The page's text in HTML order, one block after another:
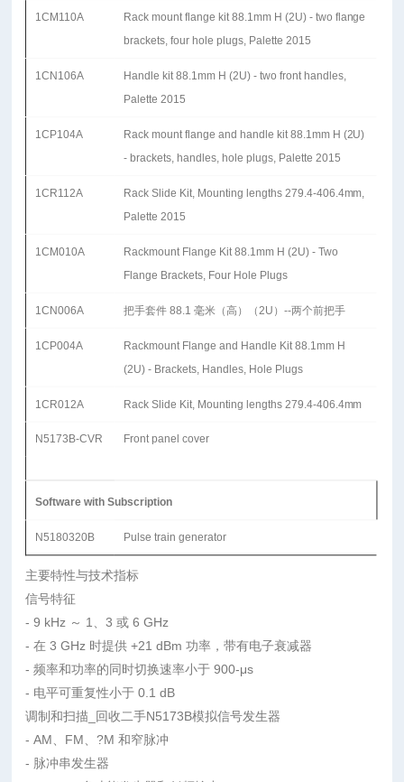
1CM110A Rack mount flange kit 88.1mm H (2U) - two flange
brackets, four hole plugs, Palette 2015
1CN106A Handle kit 88.1mm H (2U) - two front handles,
Palette 2015
1CP104A Rack mount flange and handle kit 88.1mm H (2U)
- brackets, handles, hole plugs, Palette 2015
1CR112A
Rack Slide Kit, Mounting lengths 279.4-406.4mm,
Palette 2015
1CM010A Rackmount Flange Kit 88.1mm H (2U) - Two
Flange Brackets, Four Hole Plugs
1CN006A 把手套件 88.1 毫米（高）（2U）--两个前把手
1CP004A Rackmount Flange and Handle Kit 88.1mm H
(2U) - Brackets, Handles, Hole Plugs
1CR012A Rack Slide Kit, Mounting lengths 279.4-406.4mm
N5173B-CVR Front panel cover
Software with Subscription
N5180320B Pulse train generator
主要特性与技术指标
信号特征
- 9 kHz ～ 1、3 或 6 GHz
- 在 3 GHz 时提供 +21 dBm 功率，带有电子衰减器
- 频率和功率的同时切换速率小于 900-μs
- 电平可重复性小于 0.1 dB
调制和扫描_回收二手N5173B模拟信号发生器
- AM、FM、?M 和窄脉冲
- 脉冲串发生器